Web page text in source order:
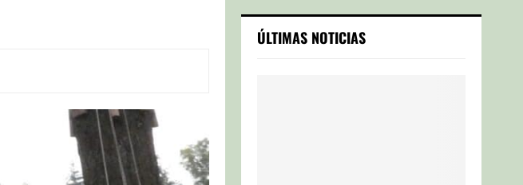
c
h
ÚLTIMAS NOTICIAS